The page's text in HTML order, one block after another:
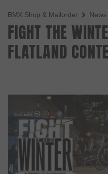
BMX Shop & Mailorder News
FIGHT THE
FLATLAND